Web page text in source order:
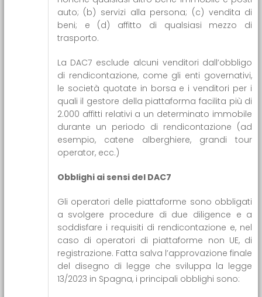
auto; (b) servizi alla persona; (c) vendita di
beni; e (d) affitto di qualsiasi mezzo di
trasporto.
La DAC7 esclude alcuni venditori dall’obbligo
di rendicontazione, come gli enti governativi,
le società quotate in borsa e i venditori per i
quali il gestore della piattaforma facilita più di
2.000 affitti relativi a un determinato immobile
durante un periodo di rendicontazione (ad
esempio, catene alberghiere, grandi tour
operator, ecc.)
Obblighi ai sensi del DAC7
Gli operatori delle piattaforme sono obbligati
a svolgere procedure di due diligence e a
soddisfare i requisiti di rendicontazione e, nel
caso di operatori di piattaforme non UE, di
registrazione. Fatta salva l’approvazione finale
del disegno di legge che sviluppa la legge
13/2023 in Spagna, i principali obblighi sono: